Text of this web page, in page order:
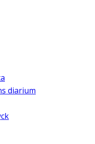
diarium